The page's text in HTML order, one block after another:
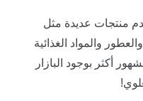
متجر، ويقدم منتجات عديدة مثل
والمواد الغذائية
أكثر بوجود البازار